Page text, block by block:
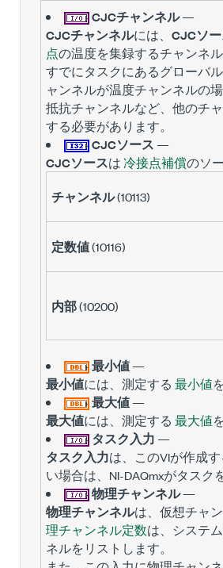
CJCチャンネル—
CJCチャンネルには、 CJCソ
点の温度を集録するチャンネル
すでにタスクにあるグローバ
ャンネルが温度チャンネルの
抵抗チャンネルなど、他のチ
する必要があります。
CJCソース —
CJCソースは冷接点補償のソ
チャンネル(10113)
定数値(10116)
内部(10200)
最小値—
最小値には、測定する 最小値
最大値—
最大値には、測定する 最大値
タスク入力 —
タスク入力は、このVIが作成
い場合は、NI-DAQmxがタス
物理チャンネル—
物理チャンネルは、仮想チャ
理チャンネル定数は、システ
ネルをリストします。